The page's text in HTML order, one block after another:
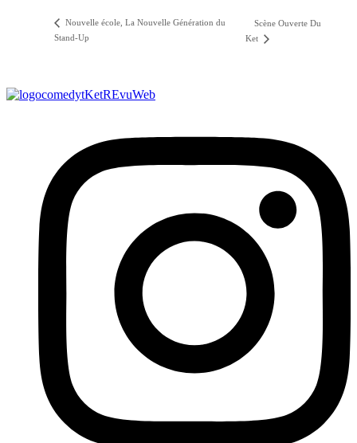
Nouvelle école, La Nouvelle Génération du
Stand-Up
Scène Ouverte Du
Ket